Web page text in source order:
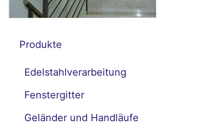
Produkte
Edelstahlverarbeitung
Fenstergitter
Geländer und Handläufe